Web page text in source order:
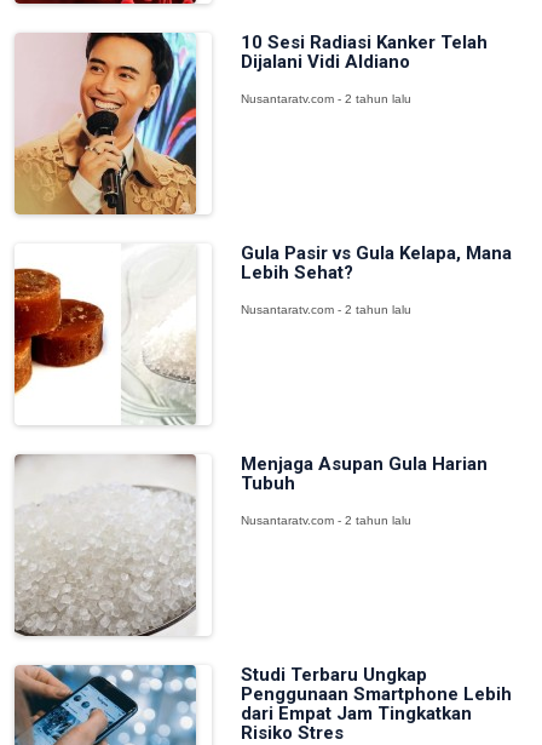
10 Sesi Radiasi Kanker Telah
Dijalani Vidi Aldiano
Nusantaratv.com - 2 tahun lalu
Gula Pasir vs Gula Kelapa, Mana
Lebih Sehat?
Nusantaratv.com - 2 tahun lalu
Menjaga Asupan Gula Harian
Tubuh
Nusantaratv.com - 2 tahun lalu
Studi Terbaru Ungkap
Penggunaan Smartphone Lebih
dari Empat Jam Tingkatkan
Risiko Stres